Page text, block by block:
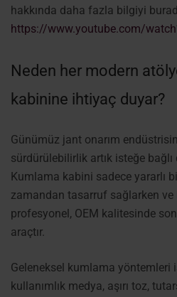
hakkında daha fazla bilgiyi
https://www.youtube.com/
Neden her modern
kabinine ihtiyaç duyar?
Günümüz jant onarım
sürdürülebilirlik artık isteğe bağlı
Kumlama kabini sadece yararlı
zamandan tasarruf sağlarken ve
profesyonel, OEM kalitesinde
araçtır.
Geleneksel kumlama yöntemleri
kullanımlık medya, aşırı toz,